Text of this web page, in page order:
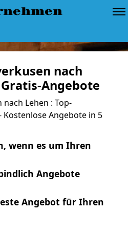
nach
Angebote
Lehen : Top-
Angebote in 5
wenn es um Ihren
Angebote
Angebot für Ihren